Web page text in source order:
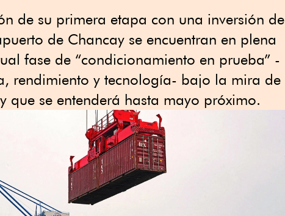
de su primera etapa con una inversión de
de Chancay se encuentran en plena
fase de “condicionamiento en prueba” -
rendimiento y tecnología- bajo la mira de
que se entenderá hasta mayo próximo.